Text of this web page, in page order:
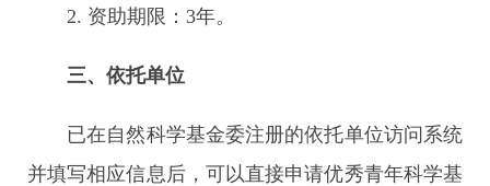
2. 资助期限：3年。
三、依托单位
已在自然科学基金委注册的依托单位访问系统
并填写相应信息后，可以直接申请优秀青年科学基